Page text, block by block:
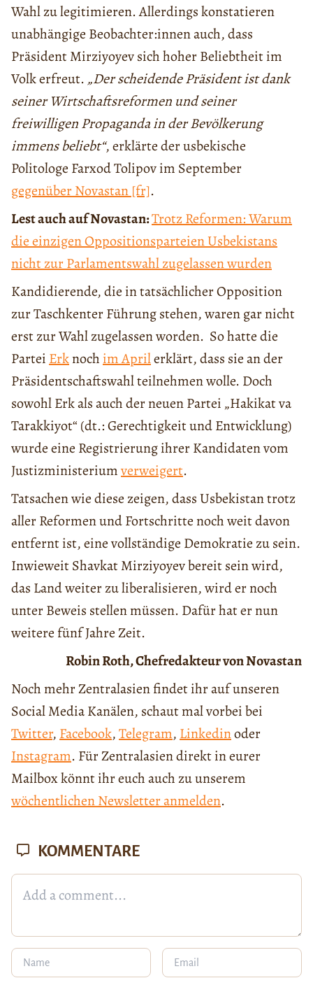
Wahl zu legitimieren. Allerdings konstatieren
unabhängige Beobachter:innen auch, dass
Präsident Mirziyoyev sich hoher Beliebtheit im
Volk erfreut. „Der scheidende Präsident ist dank
seiner Wirtschaftsreformen und seiner
freiwilligen Propaganda in der Bevölkerung
immens beliebt“, erklärte der usbekische
Politologe Farxod Tolipov im September
gegenüber Novastan [fr].
Lest auch auf Novastan:Trotz Reformen: Warum
die einzigen Oppositionsparteien Usbekistans
nicht zur Parlamentswahl zugelassen wurden
Kandidierende, die in tatsächlicher Opposition
zur Taschkenter Führung stehen, waren gar nicht
erst zur Wahl zugelassen worden. So hatte die
Partei Erknoch im Aprilerklärt, dass sie an der
Präsidentschaftswahl teilnehmen wolle. Doch
sowohl Erk als auch der neuen Partei „Hakikat va
Tarakkiyot“ (dt.: Gerechtigkeit und Entwicklung)
wurde eine Registrierung ihrer Kandidaten vom
Justizministeriumverweigert.
Tatsachen wie diese zeigen, dass Usbekistan trotz
aller Reformen und Fortschritte noch weit davon
entfernt ist, eine vollständige Demokratie zu sein.
Inwieweit Shavkat Mirziyoyev bereit sein wird,
das Land weiter zu liberalisieren, wird er noch
unter Beweis stellen müssen. Dafür hat er nun
weitere fünf Jahre Zeit.
Robin Roth, Chefredakteur von Novastan
Noch mehr Zentralasien findet ihr auf unseren
Social Media Kanälen, schaut mal vorbei bei
Twitter, Facebook,Telegram, Linkedinoder
Instagram. Für Zentralasien direkt in eurer
Mailbox könnt ihr euch auch zu unserem
wöchentlichen Newsletter anmelden.
KOMMENTARE